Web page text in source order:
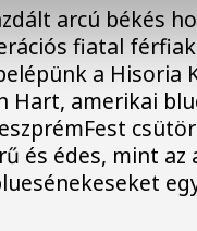
arcú békés
fiatal
a Hisoria
Hart, amerikai
és édes, mint az